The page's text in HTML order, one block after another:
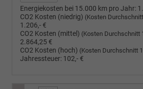
Energiekosten bei 15.000 km pro Jahr:
CO2 Kosten (niedrig) (Kosten
1.206,- €
CO2 Kosten (mittel) (Kosten Durchschnitt
2.864,25 €
CO2 Kosten (hoch) (Kosten Durchschnitt
Jahressteuer: 102,- €